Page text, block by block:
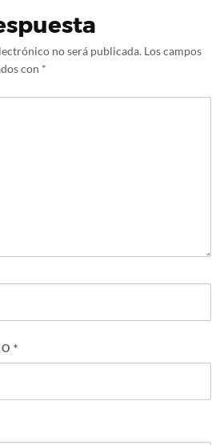
no será publicada. Los campos
con *
*